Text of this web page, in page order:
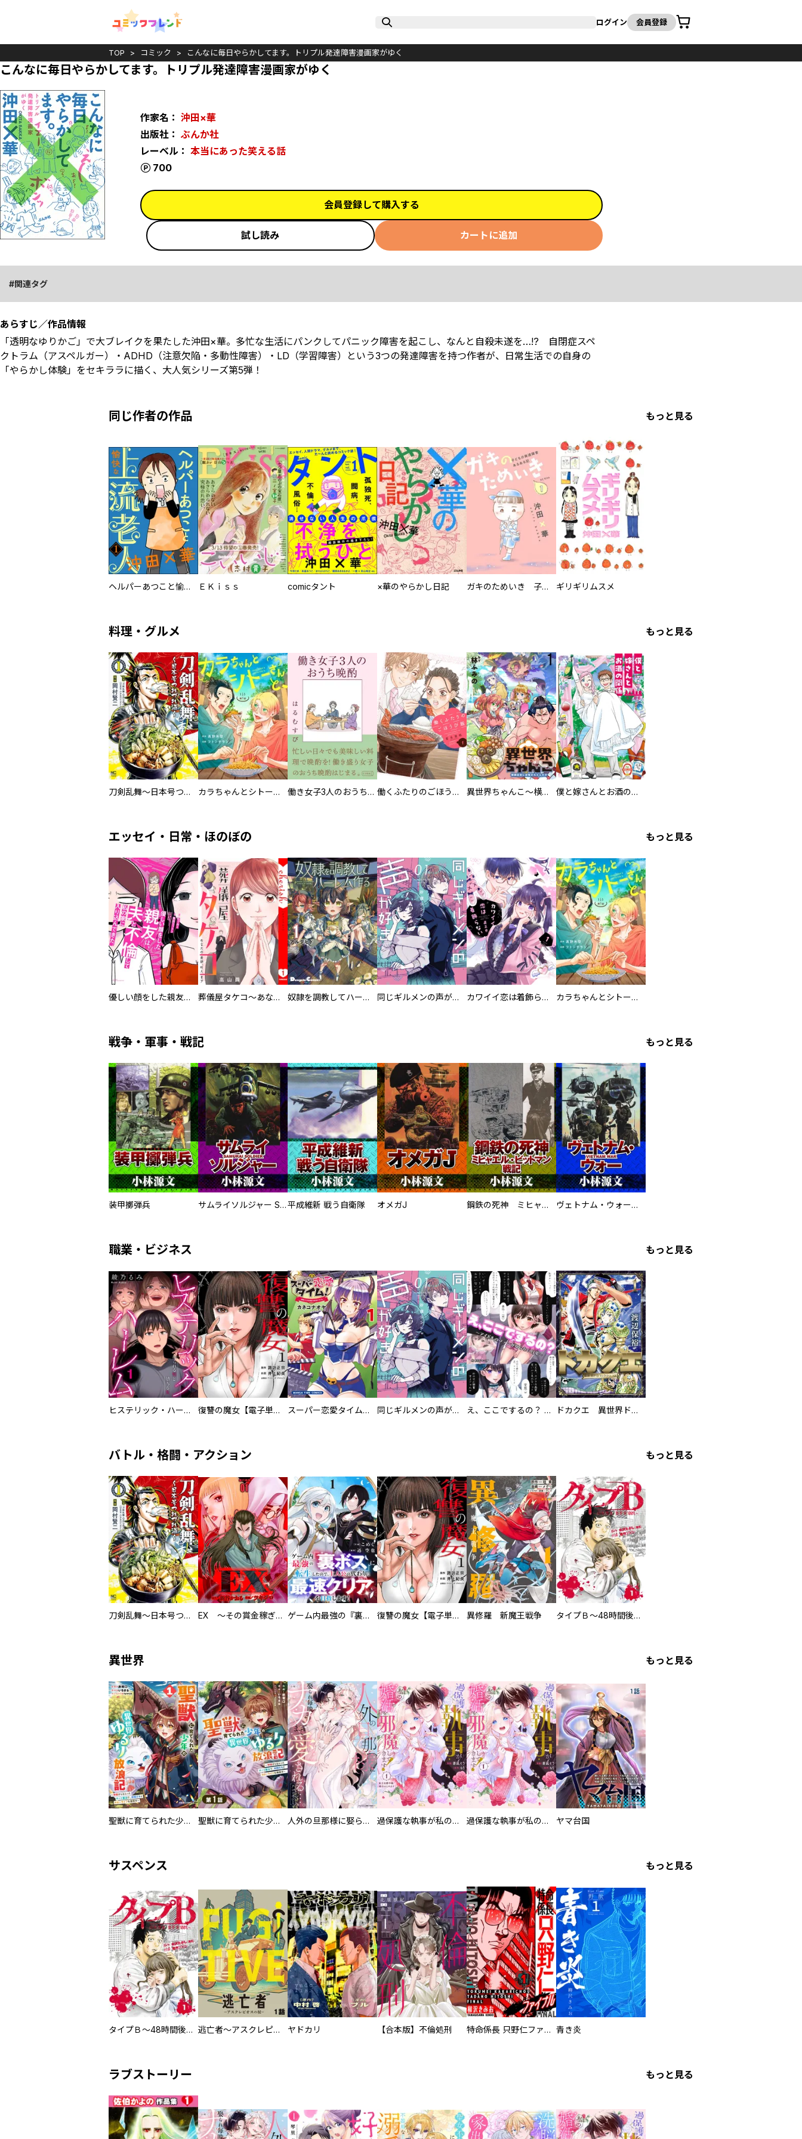
ログイン 会員登録
カート
TOP コミック こんなに毎日やらかしてます。トリプル発達障害漫画家がゆく
こんなに毎日やらかしてます。トリプル発達障害漫画家がゆく
作家名： 沖田×華
出版社： ぶんか社
レーベル： 本当にあった笑える話
700
ポイント
会員登録して購入する
試し読み カートに追加
関連タグ
あらすじ／作品情報
「透明なゆりかご」で大ブレイクを果たした沖田×華。多忙な生活にパンクしてパニック障害を起こし、なんと自殺未遂を…!? 自閉症スペ
クトラム（アスペルガー）・ADHD（注意欠陥・多動性障害）・LD（学習障害）という3つの発達障害を持つ作者が、日常生活での自身の
「やらかし体験」をセキララに描く、大人気シリーズ第5弾！
同じ作者の作品 もっと見る
ヘルパーあつこと愉快な上流老人（分冊版） ＥＫｉｓｓ comicタント ×華のやらかし日記 ガキのためいき 子どもの発達障害あるある記 ギリギリムスメ
料理・グルメ もっと見る
刀剣乱舞～日本号つれづれ酒～ カラちゃんとシトーさんと、 【分冊版】 働き女子3人のおうち晩酌 働くふたりのごほうび飯 異世界ちゃんこ～横綱目前に召喚されたんだが～ 【連載版】 僕と嫁さんとお酒の関係
エッセイ・日常・ほのぼの もっと見る
優しい顔をした親友は、夫と不倫して私の家に入り込んできた。 葬儀屋タケコ～あなたの最期、叶えます【電子単行本版】 奴隷を調教してハーレム作る 同じギルメンの声が好き カワイイ恋は着飾らない カラちゃんとシトーさんと、 【分冊版】
戦争・軍事・戦記 もっと見る
装甲擲弾兵 サムライソルジャー SAMURAI SOLDIER平成維新 戦う自衛隊 オメガJ 鋼鉄の死神 ミヒャエル・ビットマン戦記 ヴェトナム・ウォー VIETNAM WAR
職業・ビジネス もっと見る
ヒステリック・ハーレム～搾られる男と堕ちる女～【電子単行本版】 復讐の魔女【電子単行本版】 スーパー恋愛タイム！～現場でドＳな彼女は自宅でデレる～ 同じギルメンの声が好き え、ここでするの？ アイドルのファンが知らない日常 ドカクエ 異世界ドカコッククエスト
バトル・格闘・アクション もっと見る
刀剣乱舞～日本号つれづれ酒～ EX ～その賞金稼ぎは、世界の出口を探す～【単行本版】 ゲーム内最強の『裏ボス』に転生したので、主人公の代わりに最速クリアを目指します！【電子単行本版】 復讐の魔女【電子単行本版】 異修羅 新魔王戦争 タイプＢ～48時間後、致死率100％～【単話】
異世界 もっと見る
聖獣に育てられた少年の異世界ゆるり放浪記～神様からもらったチート魔法で、仲間たちとスローライフを満喫中～ 聖獣に育てられた少年の異世界ゆるり放浪記～神様からもらったチート魔法で、仲間たちとスローライフを満喫中～【分冊版】 人外の旦那様に娶られ毎晩ナカまで愛される…。アンソロジー 過保護な執事が私の婚活を邪魔してきます！ 分冊版 過保護な執事が私の婚活を邪魔してきます！ ヤマ台国
サスペンス もっと見る
タイプＢ～48時間後、致死率100％～【単話】 逃亡者～アスクレピオスの杖～ ヤドカリ 【合本版】不倫処刑 特命係長 只野仁ファイナル 愛蔵版 青き炎
ラブストーリー もっと見る